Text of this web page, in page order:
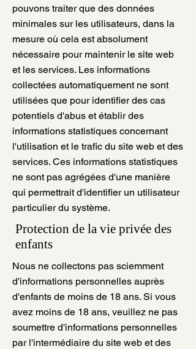
pouvons traiter que des données
minimales sur les utilisateurs, dans la
mesure où cela est absolument
nécessaire pour maintenir le site web
et les services. Les informations
collectées automatiquement ne sont
utilisées que pour identifier des cas
potentiels d'abus et établir des
informations statistiques concernant
l'utilisation et le trafic du site web et des
services. Ces informations statistiques
ne sont pas agrégées d'une manière
qui permettrait d'identifier un utilisateur
particulier du système.
Protection de la vie privée des
enfants
Nous ne collectons pas sciemment
d'informations personnelles auprès
d'enfants de moins de 18 ans. Si vous
avez moins de 18 ans, veuillez ne pas
soumettre d'informations personnelles
par l'intermédiaire du site web et des